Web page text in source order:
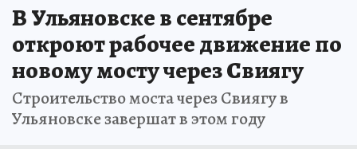
В Ульяновске в сентябре
откроют рабочее движение по
новому мосту через Свиягу
Строительство моста через Свиягу в
Ульяновске завершат в этом году